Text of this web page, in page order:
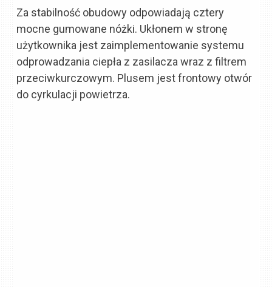
Za stabilność obudowy odpowiadają cztery
mocne gumowane nóżki. Ukłonem w stronę
użytkownika jest zaimplementowanie systemu
odprowadzania ciepła z zasilacza wraz z filtrem
przeciwkurczowym. Plusem jest frontowy otwór
do cyrkulacji powietrza.